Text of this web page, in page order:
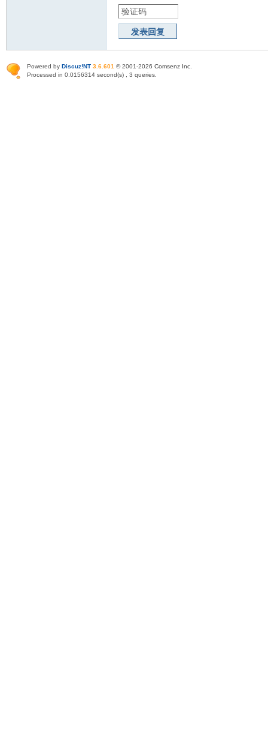
发表回复
Powered by Discuz!NT 3.6.601 © 2001-2026 Comsenz Inc
Processed in 0.0156314 second(s) , 3 queries.